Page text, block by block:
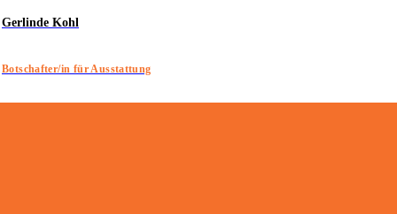
Gerlinde Kohl
Botschafter/in für Ausstattung